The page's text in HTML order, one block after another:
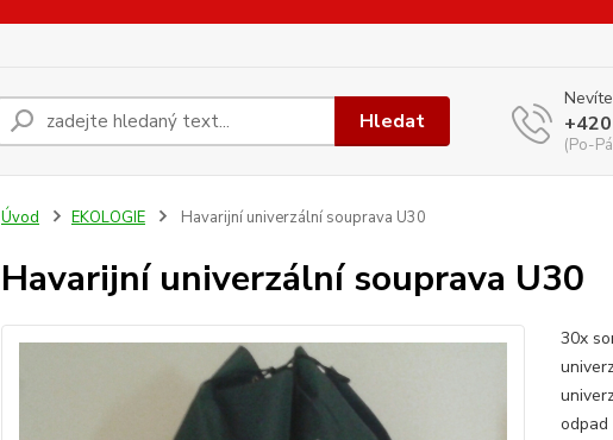
Hledat
(Po-
Úvod EKOLOGIE Havarijní univerzální souprava U30
Havarijní univerzální souprava U30
30x